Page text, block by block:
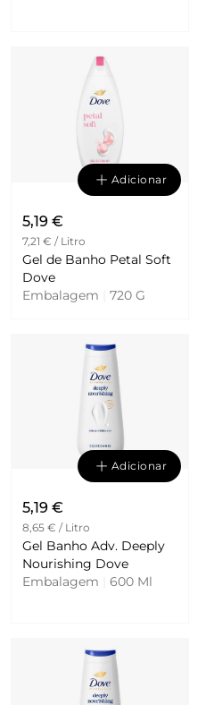
Adicionar
5,19 €
7,21 € / Litro
Gel de Banho Petal Soft
Dove
Embalagem
720 G
Adicionar
5,19 €
8,65 € / Litro
Gel Banho Adv. Deeply
Nourishing Dove
Embalagem
600 Ml